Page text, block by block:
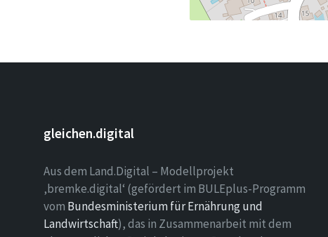
gleichen.digital
Aus dem Land.Digital – Modellprojekt
‚bremke.digital‘ (gefördert im BULEplus-Programm
vom Bundesministerium für Ernährung und
Landwirtschaft), das in Zusammenarbeit mit dem